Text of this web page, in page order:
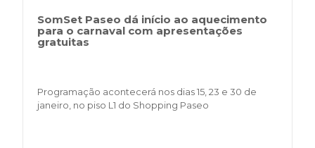
SomSet Paseo dá início ao aquecimento
para o carnaval com apresentações
gratuitas
Programação acontecerá nos dias 15, 23 e 30 de
janeiro, no piso L1 do Shopping Paseo